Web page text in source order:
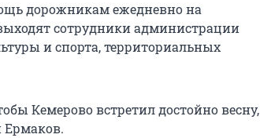
дорожникам ежедневно на
сотрудники администрации
и спорта, территориальных
Кемерово встретил достойно весну,
Ермаков.